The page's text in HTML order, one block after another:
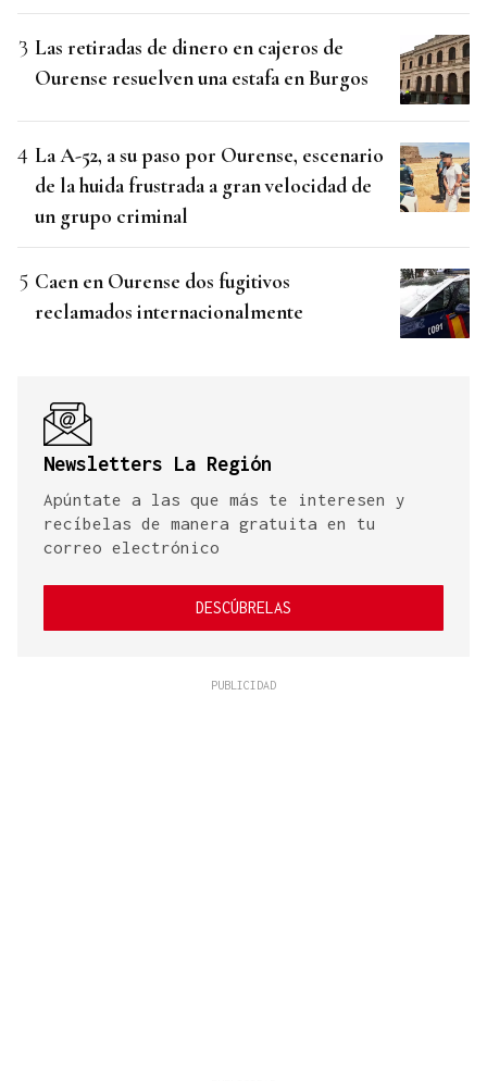
Las retiradas de dinero en cajeros de
Ourense resuelven una estafa en Burgos
La A-52, a su paso por Ourense, escenario
de la huida frustrada a gran velocidad de
un grupo criminal
Caen en Ourense dos fugitivos
reclamados internacionalmente
Newsletters La Región
Apúntate a las que más te interesen y
recíbelas de manera gratuita en tu
correo electrónico
DESCÚBRELAS